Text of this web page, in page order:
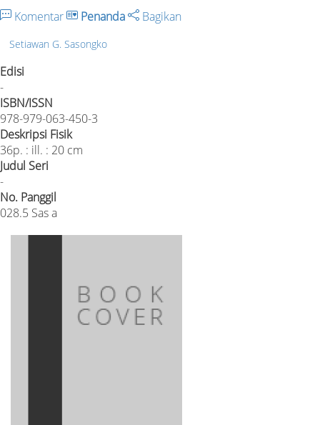
Komentar Penanda Bagikan
Setiawan G. Sasongko
Edisi
-
ISBN/ISSN
978-979-063-450-3
Deskripsi Fisik
36p. : ill. : 20 cm
Judul Seri
-
No. Panggil
028.5 Sas a